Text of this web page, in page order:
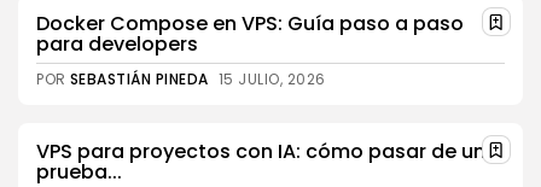
Docker Compose en VPS: Guía paso a paso
para developers
POR SEBASTIÁN PINEDA 15 JULIO, 2026
VPS para proyectos con IA: cómo pasar de una
prueba...